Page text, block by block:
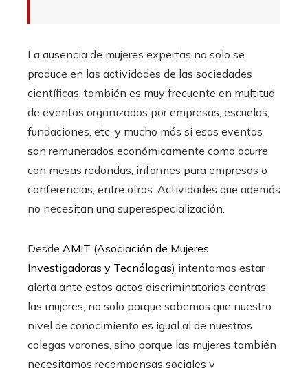
La ausencia de mujeres expertas no solo se
produce en las actividades de las sociedades
científicas, también es muy frecuente en multitud
de eventos organizados por empresas, escuelas,
fundaciones, etc. y mucho más si esos eventos
son remunerados económicamente como ocurre
con mesas redondas, informes para empresas o
conferencias, entre otros. Actividades que además
no necesitan una superespecialización.
Desde AMIT (Asociación de Mujeres
Investigadoras y Tecnólogas) intentamos estar
alerta ante estos actos discriminatorios contras
las mujeres, no solo porque sabemos que nuestro
nivel de conocimiento es igual al de nuestros
colegas varones, sino porque las mujeres también
necesitamos recompensas sociales y